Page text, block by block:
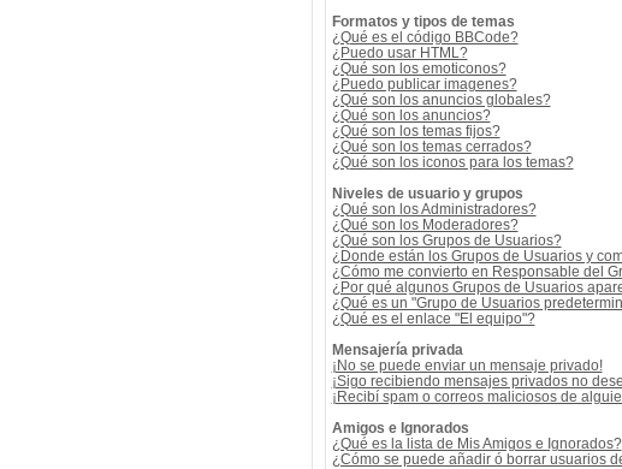
Formatos y tipos de temas
¿Qué es el código BBCode?
¿Puedo usar HTML?
¿Qué son los emoticonos?
¿Puedo publicar imagenes?
¿Qué son los anuncios globales?
¿Qué son los anuncios?
¿Qué son los temas fijos?
¿Qué son los temas cerrados?
¿Qué son los iconos para los temas?
Niveles de usuario y grupos
¿Qué son los Administradores?
¿Qué son los Moderadores?
¿Qué son los Grupos de Usuarios?
¿Donde están los Grupos de Usuarios y
¿Cómo me convierto en Responsable del
¿Por qué algunos Grupos de Usuarios
¿Qué es un "Grupo de Usuarios
¿Qué es el enlace "El equipo"?
Mensajería privada
¡No se puede enviar un mensaje privado!
¡Sigo recibiendo mensajes privados no
¡Recibí spam o correos maliciosos de
Amigos e Ignorados
¿Qué es la lista de Mis Amigos e Ignorados?
¿Cómo se puede añadir ó borrar usuarios